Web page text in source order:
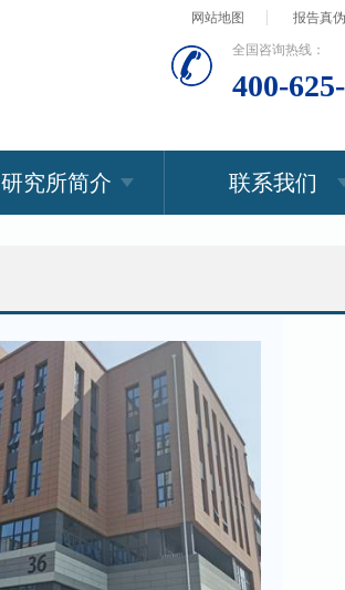
网站地图 报告真
全国咨询热线：
400-
研究所简介 联系我们